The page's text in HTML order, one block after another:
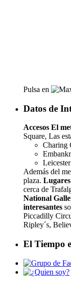
Pulsa en
Datos de
Accesos El
Square, Las
Charing
Además del
plaza.
cerca de
National
interesantes
Piccadilly
Ripley´s,
El Tiempo